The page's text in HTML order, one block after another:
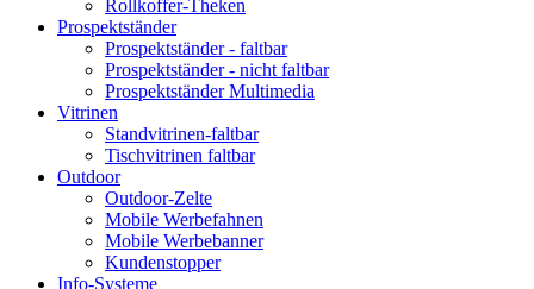
Rollkoffer-Theken
Prospektständer
Prospektständer - faltbar
Prospektständer - nicht faltbar
Prospektständer Multimedia
Vitrinen
Standvitrinen-faltbar
Tischvitrinen faltbar
Outdoor
Outdoor-Zelte
Mobile Werbefahnen
Mobile Werbebanner
Kundenstopper
Info-Systeme